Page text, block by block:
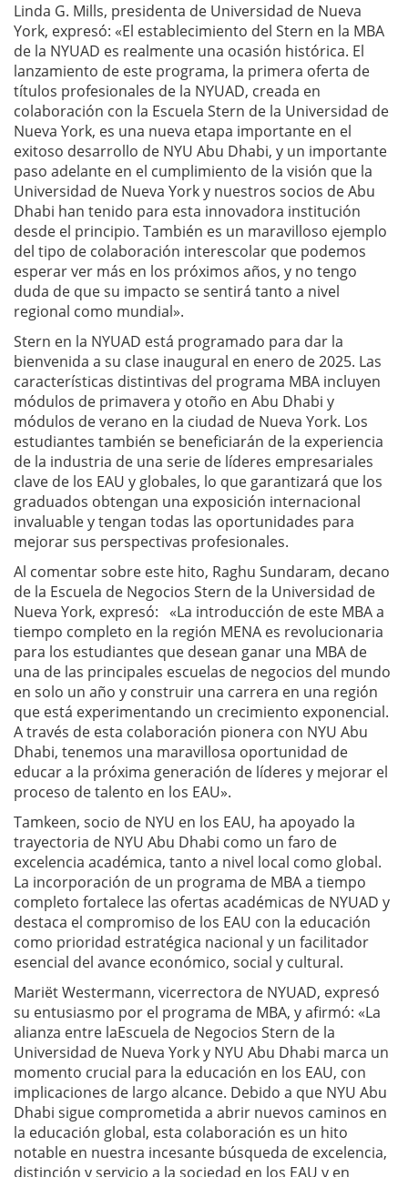
Linda G. Mills, presidenta de Universidad de Nueva
York, expresó: «El establecimiento del Stern en la MBA
de la NYUAD es realmente una ocasión histórica. El
lanzamiento de este programa, la primera oferta de
títulos profesionales de la NYUAD, creada en
colaboración con la Escuela Stern de la Universidad de
Nueva York, es una nueva etapa importante en el
exitoso desarrollo de NYU Abu Dhabi, y un importante
paso adelante en el cumplimiento de la visión que la
Universidad de Nueva York y nuestros socios de Abu
Dhabi han tenido para esta innovadora institución
desde el principio. También es un maravilloso ejemplo
del tipo de colaboración interescolar que podemos
esperar ver más en los próximos años, y no tengo
duda de que su impacto se sentirá tanto a nivel
regional como mundial».
Stern en la NYUAD está programado para dar la
bienvenida a su clase inaugural en enero de 2025. Las
características distintivas del programa MBA incluyen
módulos de primavera y otoño en Abu Dhabi y
módulos de verano en la ciudad de Nueva York. Los
estudiantes también se beneficiarán de la experiencia
de la industria de una serie de líderes empresariales
clave de los EAU y globales, lo que garantizará que los
graduados obtengan una exposición internacional
invaluable y tengan todas las oportunidades para
mejorar sus perspectivas profesionales.
Al comentar sobre este hito, Raghu Sundaram, decano
de la Escuela de Negocios Stern de la Universidad de
Nueva York, expresó: «La introducción de este MBA a
tiempo completo en la región MENA es revolucionaria
para los estudiantes que desean ganar una MBA de
una de las principales escuelas de negocios del mundo
en solo un año y construir una carrera en una región
que está experimentando un crecimiento exponencial.
A través de esta colaboración pionera con NYU Abu
Dhabi, tenemos una maravillosa oportunidad de
educar a la próxima generación de líderes y mejorar el
proceso de talento en los EAU».
Tamkeen, socio de NYU en los EAU, ha apoyado la
trayectoria de NYU Abu Dhabi como un faro de
excelencia académica, tanto a nivel local como global.
La incorporación de un programa de MBA a tiempo
completo fortalece las ofertas académicas de NYUAD y
destaca el compromiso de los EAU con la educación
como prioridad estratégica nacional y un facilitador
esencial del avance económico, social y cultural.
Mariët Westermann, vicerrectora de NYUAD, expresó
su entusiasmo por el programa de MBA, y afirmó: «La
alianza entre laEscuela de Negocios Stern de la
Universidad de Nueva York y NYU Abu Dhabi marca un
momento crucial para la educación en los EAU, con
implicaciones de largo alcance. Debido a que NYU Abu
Dhabi sigue comprometida a abrir nuevos caminos en
la educación global, esta colaboración es un hito
notable en nuestra incesante búsqueda de excelencia,
distinción y servicio a la sociedad en los EAU y en